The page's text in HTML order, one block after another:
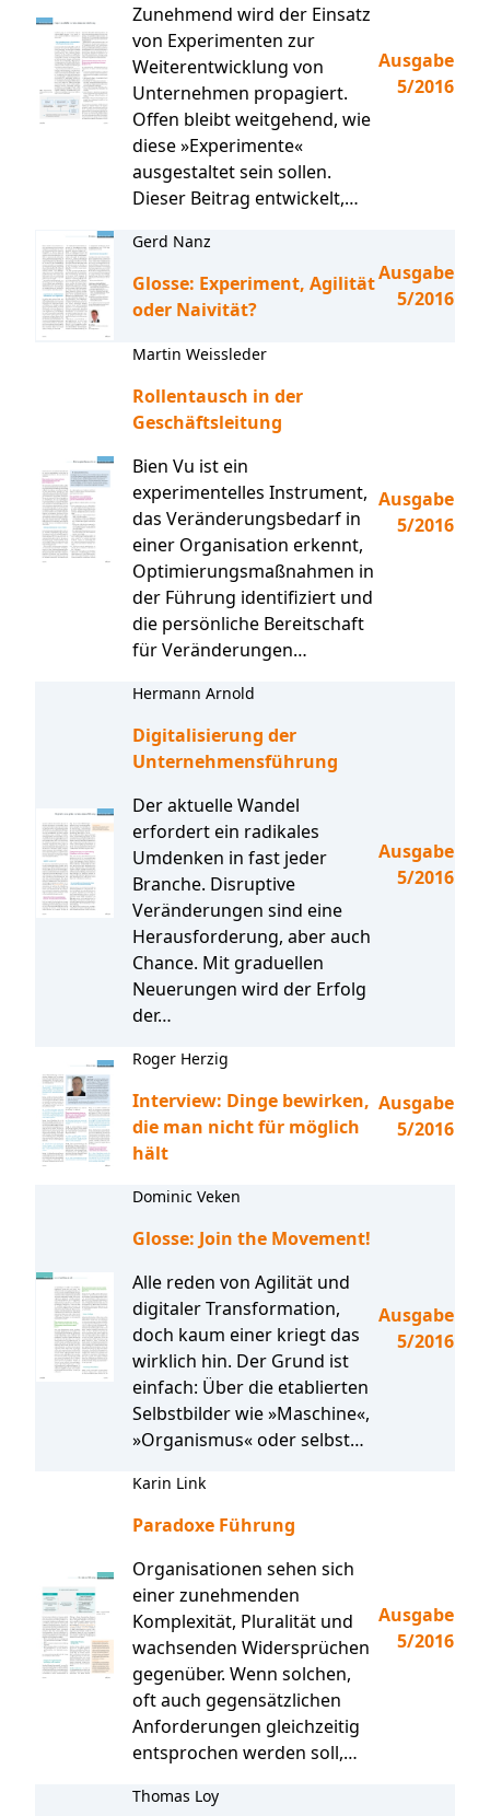
Zunehmend wird der Einsatz
von Experimenten zur
Weiterentwicklung von
Unternehmen propagiert.
Offen bleibt weitgehend, wie
diese »Experimente«
ausgestaltet sein sollen.
Dieser Beitrag entwickelt,…
Ausgabe
5/2016
Gerd Nanz
Glosse: Experiment, Agilität
oder Naivität?
Ausgabe
5/2016
Martin Weissleder
Rollentausch in der
Geschäftsleitung
Bien Vu ist ein
experimentelles Instrument,
das Veränderungsbedarf in
einer Organisation erkennt,
Optimierungsmaßnahmen in
der Führung identifiziert und
die persönliche Bereitschaft
für Veränderungen…
Ausgabe
5/2016
Hermann Arnold
Digitalisierung der
Unternehmensführung
Der aktuelle Wandel
erfordert ein radikales
Umdenken in fast jeder
Branche. Disruptive
Veränderungen sind eine
Herausforderung, aber auch
Chance. Mit graduellen
Neuerungen wird der Erfolg
der…
Ausgabe
5/2016
Roger Herzig
Interview: Dinge bewirken,
die man nicht für möglich
hält
Ausgabe
5/2016
Dominic Veken
Glosse: Join the Movement!
Alle reden von Agilität und
digitaler Transformation,
doch kaum einer kriegt das
wirklich hin. Der Grund ist
einfach: Über die etablierten
Selbstbilder wie »Maschine«,
»Organismus« oder selbst…
Ausgabe
5/2016
Karin Link
Paradoxe Führung
Organisationen sehen sich
einer zunehmenden
Komplexität, Pluralität und
wachsenden Widersprüchen
gegenüber. Wenn solchen,
oft auch gegensätzlichen
Anforderungen gleichzeitig
entsprochen werden soll,…
Ausgabe
5/2016
Thomas Loy